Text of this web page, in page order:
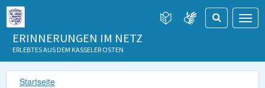
ERINNERUNGEN IM NETZ
ERLEBTES AUS DEM KASSELER OSTEN
Startseite